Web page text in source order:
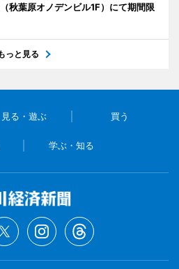
秋葉原オノデンビル1F）にて期間限
っと見る
見る・遊ぶ 買う
学ぶ・知る